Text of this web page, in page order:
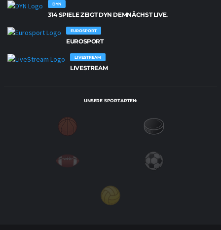
DYN
314 SPIELE ZEIGT DYN DEMNÄCHST LIVE.
EUROSPORT
EUROSPORT
LIVESTREAM
LIVESTREAM
UNSERE SPORTARTEN: